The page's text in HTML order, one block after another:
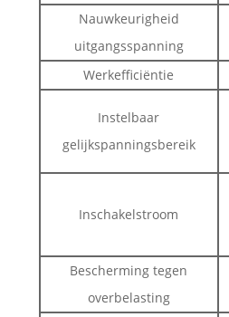
Nauwkeurigheid
uitgangsspanning
Werkefficiëntie
Instelbaar
gelijkspanningsbereik
Inschakelstroom
Bescherming tegen
overbelasting